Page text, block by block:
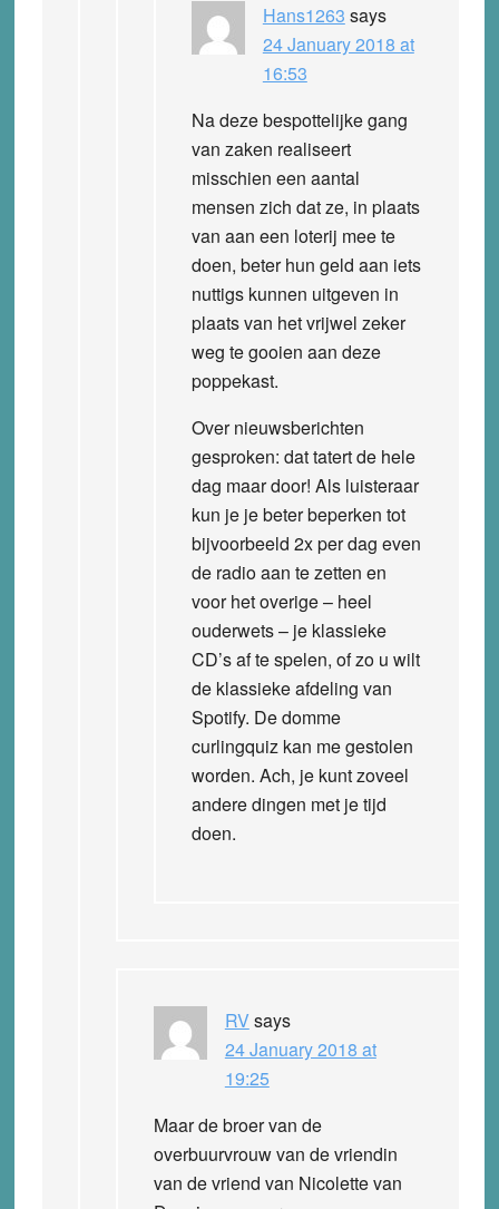
Hans1263 says
24 January 2018 at
16:53
Na deze bespottelijke gang
van zaken realiseert
misschien een aantal
mensen zich dat ze, in plaats
van aan een loterij mee te
doen, beter hun geld aan iets
nuttigs kunnen uitgeven in
plaats van het vrijwel zeker
weg te gooien aan deze
poppekast.
Over nieuwsberichten
gesproken: dat tatert de hele
dag maar door! Als luisteraar
kun je je beter beperken tot
bijvoorbeeld 2x per dag even
de radio aan te zetten en
voor het overige – heel
ouderwets – je klassieke
CD’s af te spelen, of zo u wilt
de klassieke afdeling van
Spotify. De domme
curlingquiz kan me gestolen
worden. Ach, je kunt zoveel
andere dingen met je tijd
doen.
RV says
24 January 2018 at
19:25
Maar de broer van de
overbuurvrouw van de vriendin
van de vriend van Nicolette van